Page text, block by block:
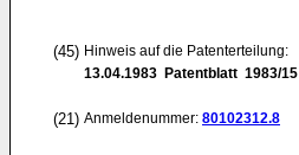
(45) Hinweis auf die Patenterteilung:
13.04.1983 Patentblatt 1983/15
(21) Anmeldenummer: 80102312.8